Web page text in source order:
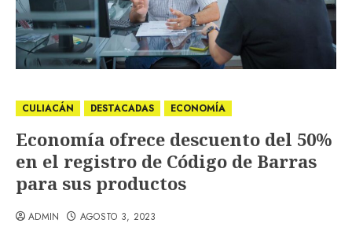
CULIACÁN DESTACADAS ECONOMÍA
Economía ofrece descuento del 50%
en el registro de Código de Barras
para sus productos
ADMIN AGOSTO 3, 2023